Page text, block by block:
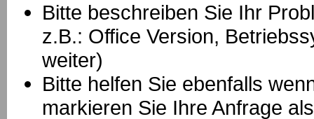
Bitte beschreiben Sie Ihr
z.B.: Office Version,
weiter)
Bitte helfen Sie ebenfalls
markieren Sie Ihre Anfrage